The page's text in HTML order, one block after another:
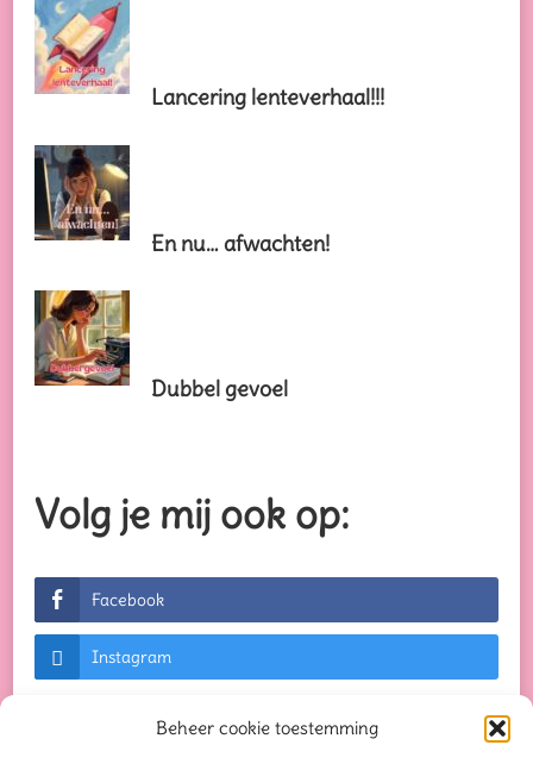
Beheer cookie toestemming
Lancering lenteverhaal!!!
En nu… afwachten!
Dubbel gevoel
Volg je mij ook op:
Facebook
Instagram